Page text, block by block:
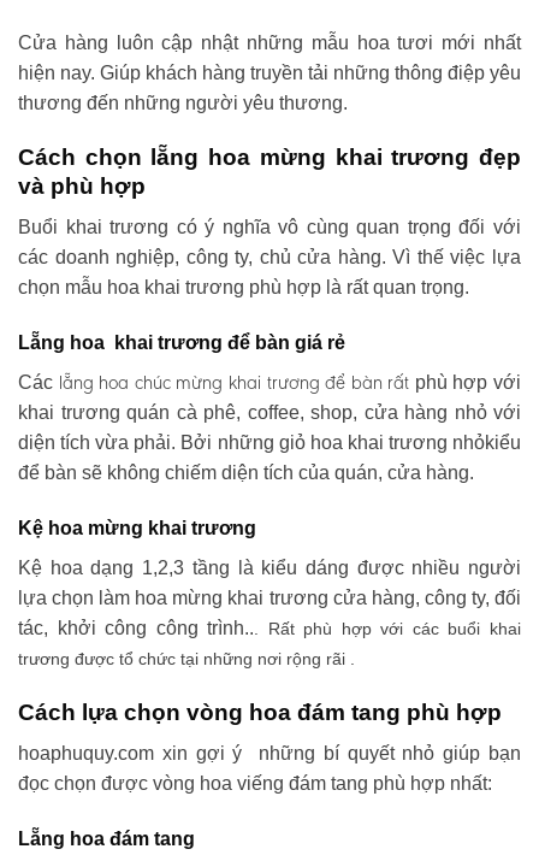
Cửa hàng luôn cập nhật những mẫu hoa tươi mới nhất
hiện nay. Giúp khách hàng truyền tải những thông điệp yêu
thương đến những người yêu thương.
Cách chọn lẵng hoa mừng khai trương đẹp
và phù hợp
Buổi khai trương có ý nghĩa vô cùng quan trọng đối với
các doanh nghiệp, công ty, chủ cửa hàng. Vì thế việc lựa
chọn mẫu hoa khai trương phù hợp là rất quan trọng.
Lẵng hoa khai trương để bàn giá rẻ
Các lẵng hoa chúc mừng khai trương để bàn rất phù hợp với
khai trương quán cà phê, coffee, shop, cửa hàng nhỏ với
diện tích vừa phải. Bởi những giỏ hoa khai trương nhỏkiểu
để bàn sẽ không chiếm diện tích của quán, cửa hàng.
Kệ hoa mừng khai trương
Kệ hoa dạng 1,2,3 tầng là kiểu dáng được nhiều người
lựa chọn làm hoa mừng khai trương cửa hàng, công ty, đối
tác, khởi công công trình.. . Rất phù hợp với các buổi khai
trương được tổ chức tại những nơi rộng rãi .
Cách lựa chọn vòng hoa đám tang phù hợp
hoaphuquy.com xin gợi ý những bí quyết nhỏ giúp bạn
đọc chọn được vòng hoa viếng đám tang phù hợp nhất:
Lẵng hoa đám tang